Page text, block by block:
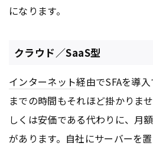
になります。
クラウド／SaaS型
インターネット経由でSFAを導
までの時間もそれほど掛かりま
しくは安価である代わりに、月
があります。自社にサーバーを